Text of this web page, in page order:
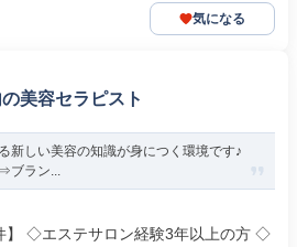
気になる
美容セラピスト
新しい美容の知識が身につく環境です♪
ブラン...
】 ◇エステサロン経験3年以上の方 ◇